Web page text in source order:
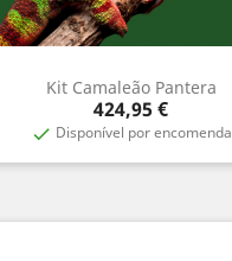
Kit Camaleão Pantera
Preço
424,95 €
 Disponível por encomenda
Vista rápida